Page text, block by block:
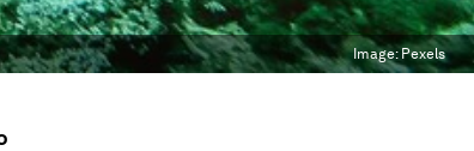
Image: Pexels